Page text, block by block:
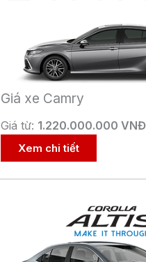
Giá xe Camry
Giá từ: 1.220.000.000 VNĐ
Xem chi tiết